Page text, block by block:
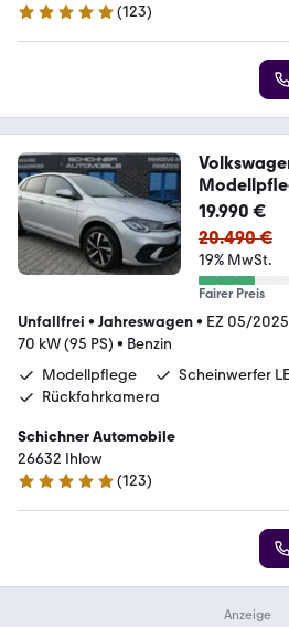
4.9 Sterne
(123)
Climatronic
19.990 €
20.490 €
19% MwSt.
Fairer Preis
Unfallfrei • Jahreswagen• EZ 05/2025
70 kW (95 PS) • Benzin
Modellpflege
Scheinwerfer
Rückfahrkamera
Schichner Automobile
26632 Ihlow
4.9 Sterne
(123)